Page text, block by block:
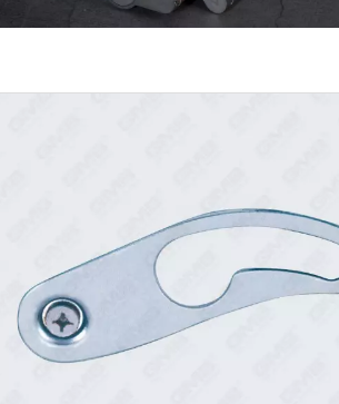
Serrure de tiroir
Accessoire matériel